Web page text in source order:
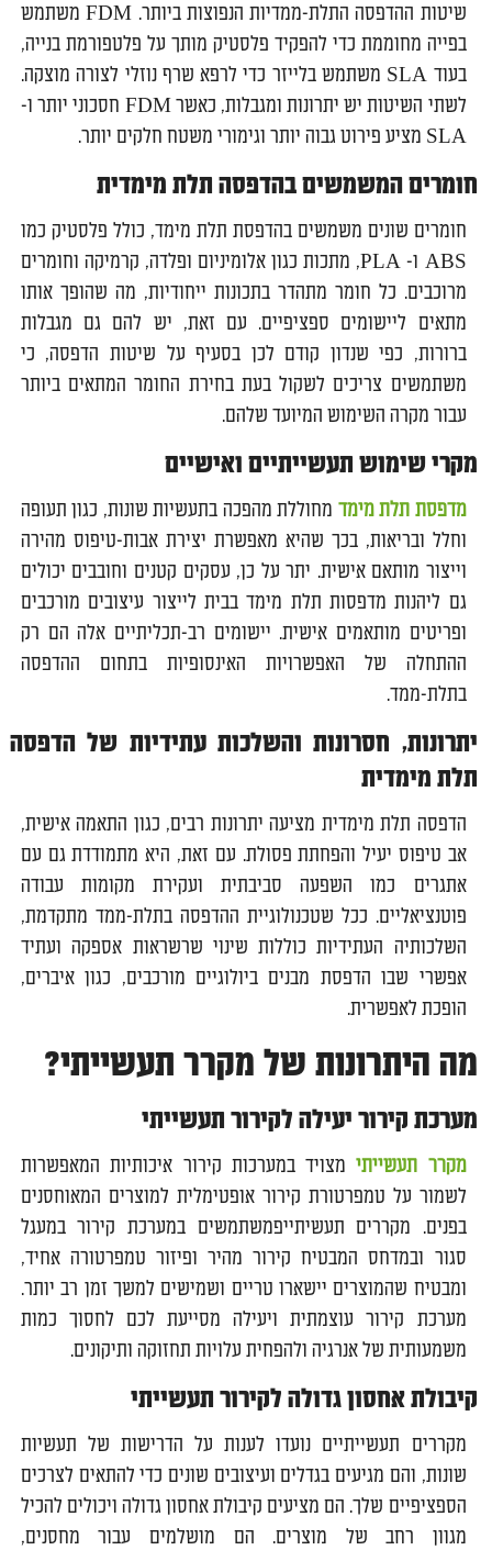
שיטות ההדפסה התלת-ממדיות הנפוצות ביותר. FDM משתמש
בפייה מחוממת כדי להפקיד פלסטיק מותך על פלטפורמת בנייה,
בעוד SLA משתמש בלייזר כדי לרפא שרף נוזלי לצורה מוצקה.
לשתי השיטות יש יתרונות ומגבלות, כאשר FDM חסכוני יותר ו-
SLA מציע פירוט גבוה יותר וגימורי משטח חלקים יותר.
חומרים המשמשים בהדפסה תלת מימדית
חומרים שונים משמשים בהדפסת תלת מימד, כולל פלסטיק כמו
ABS ו- PLA, מתכות כגון אלומיניום ופלדה, קרמיקה וחומרים
מרוכבים. כל חומר מתהדר בתכונות ייחודיות, מה שהופך אותו
מתאים ליישומים ספציפיים. עם זאת, יש להם גם מגבלות
ברורות, כפי שנדון קודם לכן בסעיף על שיטות הדפסה, כי
משתמשים צריכים לשקול בעת בחירת החומר המתאים ביותר
עבור מקרה השימוש המיועד שלהם.
מקרי שימוש תעשייתיים ואישיים
מדפסת תלת מימד מחוללת מהפכה בתעשיות שונות, כגון תעופה
וחלל ובריאות, בכך שהיא מאפשרת יצירת אבות-טיפוס מהירה
וייצור מותאם אישית. יתר על כן, עסקים קטנים וחובבים יכולים
גם ליהנות מדפסות תלת מימד בבית לייצור עיצובים מורכבים
ופריטים מותאמים אישית. יישומים רב-תכליתיים אלה הם רק
ההתחלה של האפשרויות האינסופיות בתחום ההדפסה
בתלת-ממד.
יתרונות, חסרונות והשלכות עתידיות של הדפסה
תלת מימדית
הדפסה תלת מימדית מציעה יתרונות רבים, כגון התאמה אישית,
אב טיפוס יעיל והפחתת פסולת. עם זאת, היא מתמודדת גם עם
אתגרים כמו השפעה סביבתית ועקירת מקומות עבודה
פוטנציאליים. ככל שטכנולוגיית ההדפסה בתלת-ממד מתקדמת,
השלכותיה העתידיות כוללות שינוי שרשראות אספקה ועתיד
אפשרי שבו הדפסת מבנים ביולוגיים מורכבים, כגון איברים,
הופכת לאפשרית.
מה היתרונות של מקרר תעשייתי?
מערכת קירור יעילה לקירור תעשייתי
מקרר תעשייתימצויד במערכות קירור איכותיות המאפשרות
לשמור על טמפרטורת קירור אופטימלית למוצרים המאוחסנים
בפנים. מקררים תעשיתייפמשתמשים במערכת קירור במעגל
סגור ובמדחס המבטיח קירור מהיר ופיזור טמפרטורה אחיד,
ומבטיח שהמוצרים יישארו טריים ושמישים למשך זמן רב יותר.
מערכת קירור עוצמתית ויעילה מסייעת לכם לחסוך כמות
משמעותית של אנרגיה ולהפחית עלויות תחזוקה ותיקונים.
קיבולת אחסון גדולה לקירור תעשייתי
מקררים תעשייתיים נועדו לענות על הדרישות של תעשיות
שונות, והם מגיעים בגדלים ועיצובים שונים כדי להתאים לצרכים
הספציפיים שלך. הם מציעים קיבולת אחסון גדולה ויכולים להכיל
מגוון רחב של מוצרים. הם מושלמים עבור מחסנים,